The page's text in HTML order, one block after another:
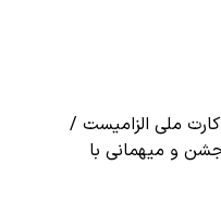
ملی الزامیست /
و میهمانی با